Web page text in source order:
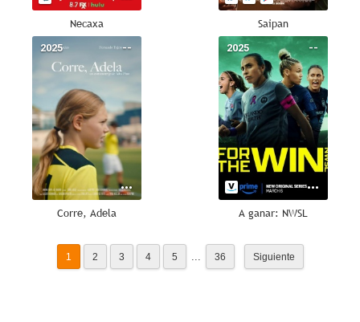
Necaxa Saipan
--
2025
Corre, Adela
--
2025
A ganar: NWSL
1 2 3 4 5 ... 36 Siguiente